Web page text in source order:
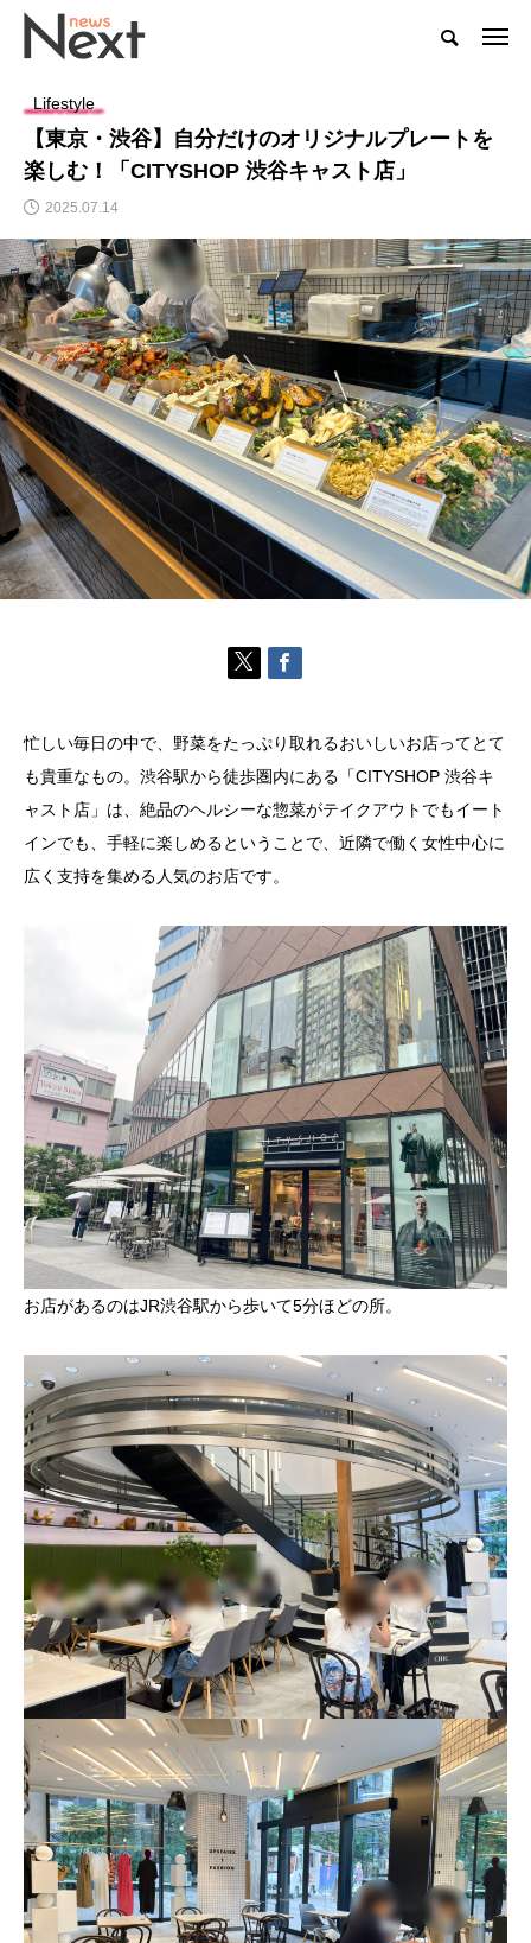
Lifestyle
【東京・渋谷】自分だけのオリジナルプレートを
楽しむ！「CITYSHOP 渋谷キャスト店」
2025.07.14
忙しい毎日の中で、野菜をたっぷり取れるおいしいお店ってとて
も貴重なもの。渋谷駅から徒歩圏内にある「CITYSHOP 渋谷キ
ャスト店」は、絶品のヘルシーな惣菜がテイクアウトでもイート
インでも、手軽に楽しめるということで、近隣で働く女性中心に
広く支持を集める人気のお店です。
お店があるのはJR渋谷駅から歩いて5分ほどの所。